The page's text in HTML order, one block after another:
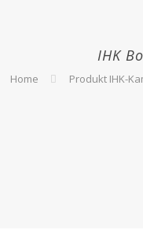
IHK
Home Produkt IHK-